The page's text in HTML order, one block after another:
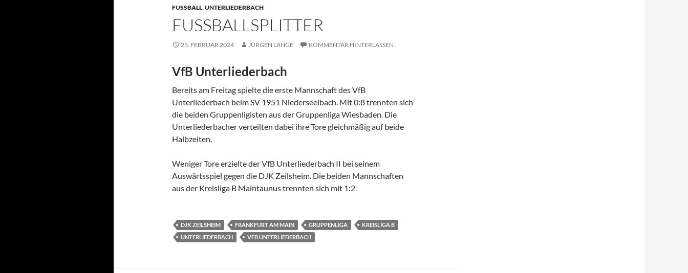
FUSSBALL ,UNTERLIEDERBACH
FUSSBALLSPLITTER
25. FEBRUAR 2024 JÜRGEN LANGE KOMMENTAR HINTERLASSEN
VfB Unterliederbach
Bereits am Freitag spielte die erste Mannschaft des VfB
Unterliederbach beim SV 1951 Niederseelbach. Mit 0:8 trennten sich
die beiden Gruppenligisten aus der Gruppenliga Wiesbaden. Die
Unterliederbacher verteilten dabei ihre Tore gleichmäßig auf beide
Halbzeiten.
Weniger Tore erzielte der VfB Unterliederbach II bei seinem
Auswärtsspiel gegen die DJK Zeilsheim. Die beiden Mannschaften
aus der Kreisliga B Maintaunus trennten sich mit 1:2.
DJK ZEILSHEIM FRANKFURT AM MAIN GRUPPENLIGA
KREISLIGA B
UNTERLIEDERBACH
VFB UNTERLIEDERBACH